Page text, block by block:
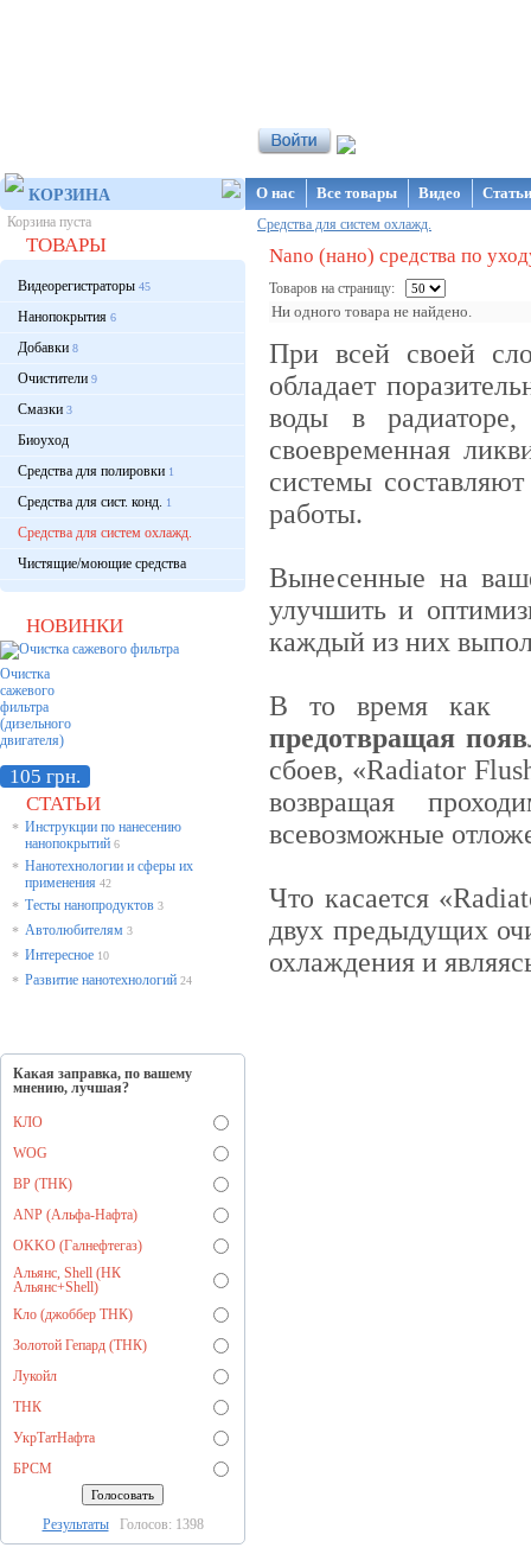
КОРЗИНА
Корзина пуста
ТОВАРЫ
Видеорегистраторы 45
Нанопокрытия 6
Добавки 8
Очистители 9
Смазки 3
Биоуход
Средства для полировки 1
Средства для сист. конд. 1
Средства для систем охлажд.
Чистящие/моющие средства
НОВИНКИ
Очистка
сажевого
фильтра
(дизельного
двигателя)
105 грн.
СТАТЬИ
* Инструкции по нанесению
нанопокрытий 6
* Нанотехнологии и сферы их
применения 42
* Тесты нанопродуктов 3
* Автолюбителям 3
* Интересное 10
* Развитие нанотехнологий 24
Какая заправка, по вашему
мнению, лучшая?
КЛО
WOG
BP (ТНК)
ANP (Альфа-Нафта)
OKKO (Галнефтегаз)
Альянс, Shell (НК
Альянс+Shell)
Кло (джоббер ТНК)
Золотой Гепард (ТНК)
Лукойл
ТНК
УкрТатНафта
БРСМ
РезультатыГолосов: 1398
О нас Все товары Видео
Средства для систем охлажд.
Nano (нано) средства по
Товаров на страницу:
Ни одного товара не найдено.
При всей своей
обладает
воды в радиаторе,
своевременная
системы
работы.
Вынесенные на
улучшить и
каждый из них
В то время как
предотвращая
сбоев, «Radiator
возвращая
всевозможные
Что касается
двух предыдущих
охлаждения и